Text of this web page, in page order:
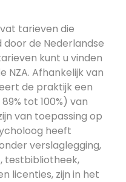
tarieven die
de Nederlandse
kunt u vinden
NZA. Afhankelijk van
de praktijk een
tot 100%) van
van toepassing op
heeft
verslaglegging,
testbibliotheek,
licenties, zijn in het